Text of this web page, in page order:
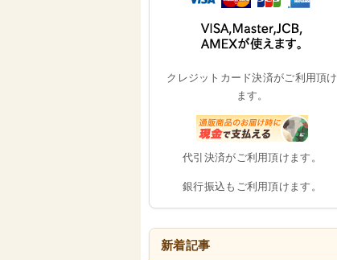
クレジットカード決済がご利用頂け
ます。
代引決済がご利用頂けます。
銀行振込もご利用頂けます。
新着記事